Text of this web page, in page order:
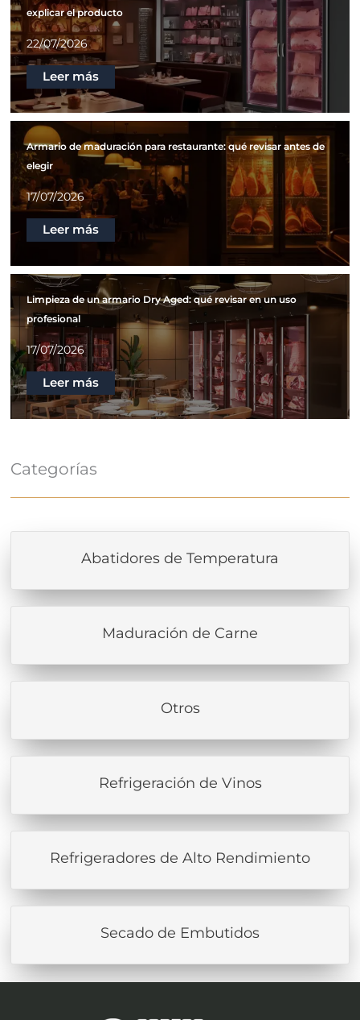
explicar el producto
22/07/2026
Leer más
Armario de maduración para restaurante: qué revisar antes de
elegir
17/07/2026
Leer más
Limpieza de un armario Dry Aged: qué revisar en un uso
profesional
17/07/2026
Leer más
Categorías
Abatidores de Temperatura
Maduración de Carne
Otros
Refrigeración de Vinos
Refrigeradores de Alto Rendimiento
Secado de Embutidos